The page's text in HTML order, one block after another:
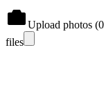
Upload photos (0
files